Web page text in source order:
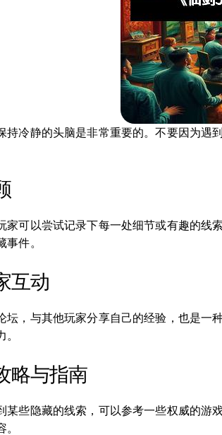
持冷静的头脑是非常重要的。不要因为遇
家可以尝试记录下每一处细节或有趣的线
事件。
互动
坛，与其他玩家分享自己的经验，也是一
。
略与指南
某些隐藏的线索，可以参考一些权威的游